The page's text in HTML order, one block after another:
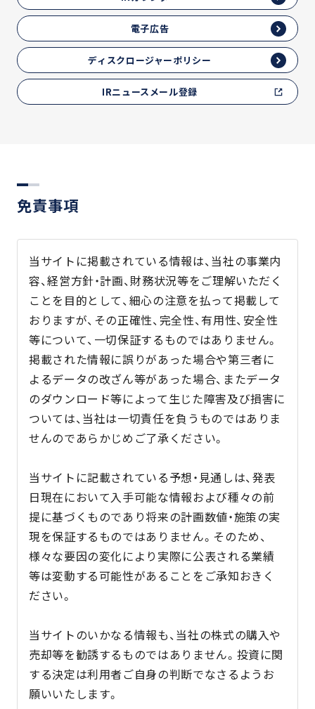
電子広告
ディスクロージャーポリシー
IRニュースメール登録
免責事項
当サイトに掲載されている情報は、当社の事業内
容、経営方針・計画、財務状況等をご理解いただく
ことを目的として、細心の注意を払って掲載して
おりますが、その正確性、完全性、有用性、安全性
等について、一切保証するものではありません。
掲載された情報に誤りがあった場合や第三者に
よるデータの改ざん等があった場合、またデータ
のダウンロード等によって生じた障害及び損害に
ついては、当社は一切責任を負うものではありま
せんのであらかじめご了承ください。
当サイトに記載されている予想・見通しは、発表
日現在において入手可能な情報および種々の前
提に基づくものであり将来の計画数値・施策の実
現を保証するものではありません。そのため、
様々な要因の変化により実際に公表される業績
等は変動する可能性があることをご承知おきく
ださい。
当サイトのいかなる情報も、当社の株式の購入や
売却等を勧誘するものではありません。投資に関
する決定は利用者ご自身の判断でなさるようお
願いいたします。